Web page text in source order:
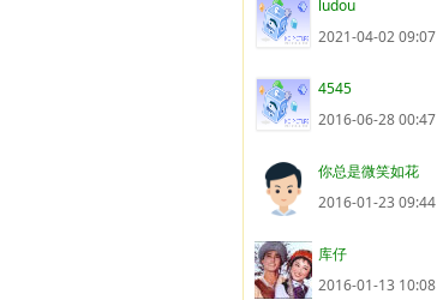
ludou
2021-04-02 09:07
4545
2016-06-28 00:47
你总是微笑如花
2016-01-23 09:44
库仔
2016-01-13 10:08